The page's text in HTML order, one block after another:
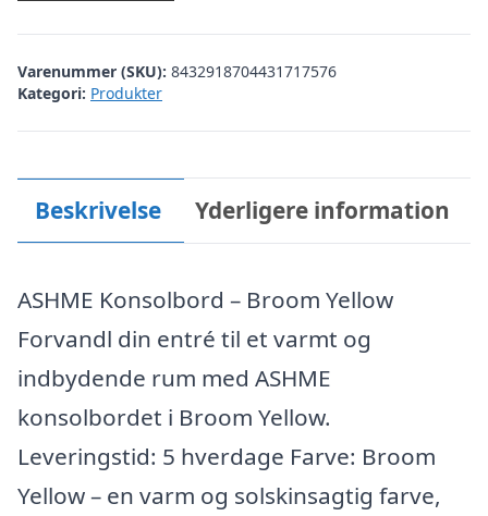
Varenummer (SKU): 8432918704431717576
Kategori: Produkter
Beskrivelse Yderligere information
ASHME Konsolbord – Broom Yellow
Forvandl din entré til et varmt og
indbydende rum med ASHME
konsolbordet i Broom Yellow.
Leveringstid: 5 hverdage Farve: Broom
Yellow – en varm og solskinsagtig farve,